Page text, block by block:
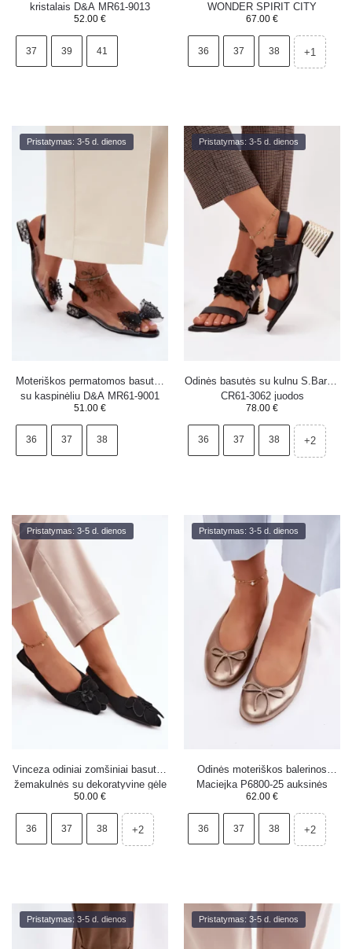
kristalais D&A MR61-9013
auksinės
52.00 €
37 39 41
WONDER SPIRIT CITY
GP6135290003 Juodi
67.00 €
36 37 38 +1
Pristatymas: 3-5 d. dienos
Moteriškos permatomos basutės
su kaspinėliu D&A MR61-9001
juodos
51.00 €
36 37 38
Pristatymas: 3-5 d. dienos
Odinės basutės su kulnu S.Barski
CR61-3062 juodos
78.00 €
36 37 38 +2
Pristatymas: 3-5 d. dienos
Vinceza odiniai zomšiniai basutės
žemakulnės su dekoratyvine gėle
66951 juodos
50.00 €
36 37 38 +2
Pristatymas: 3-5 d. dienos
Odinės moteriškos balerinos
Maciejka P6800-25 auksinės
62.00 €
36 37 38 +2
Pristatymas: 3-5 d. dienos Pristatymas: 3-5 d. dienos